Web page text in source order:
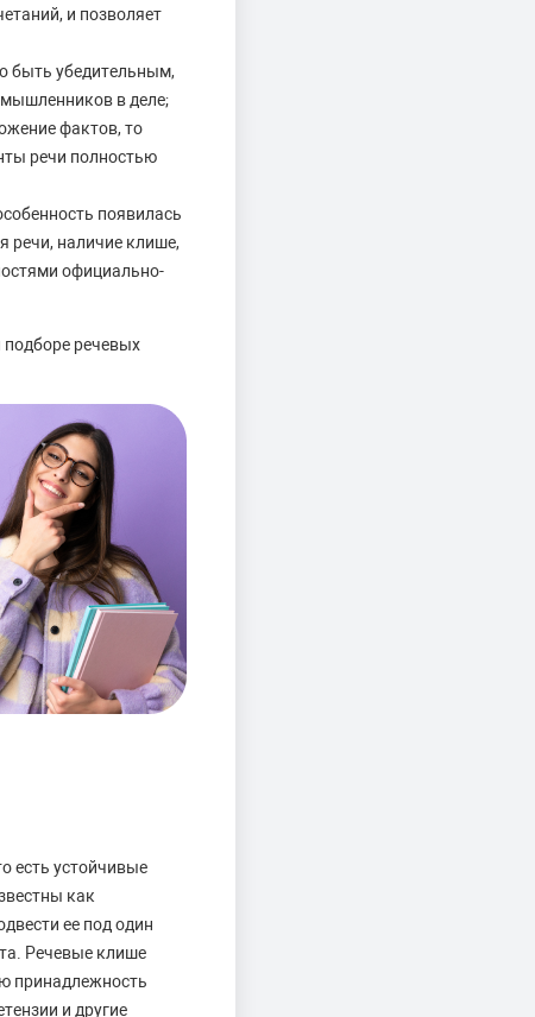
и позволяет
быть убедительным,
в деле;
фактов, то
речи полностью
появилась
речи, наличие клише,
официально-
подборе речевых
есть устойчивые
как
ее под один
Речевые клише
принадлежность
и другие